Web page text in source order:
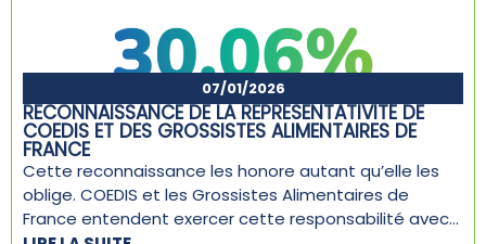
07/01/2026
RECONNAISSANCE DE LA REPRÉSENTATIVITÉ DE
COEDIS ET DES GROSSISTES ALIMENTAIRES DE
FRANCE
Cette reconnaissance les honore autant qu’elle les
oblige. COEDIS et les Grossistes Alimentaires de
France entendent exercer cette responsabilité avec...